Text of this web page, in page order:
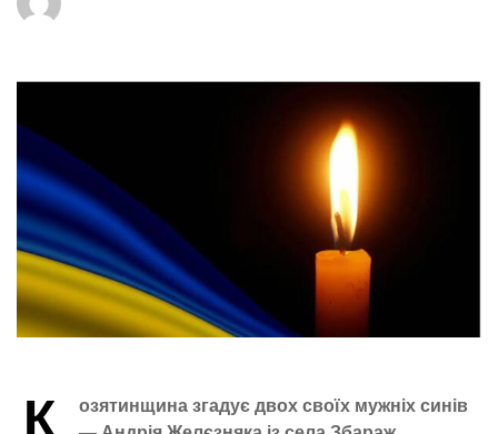
К
озятинщина згадує двох своїх мужніх синів